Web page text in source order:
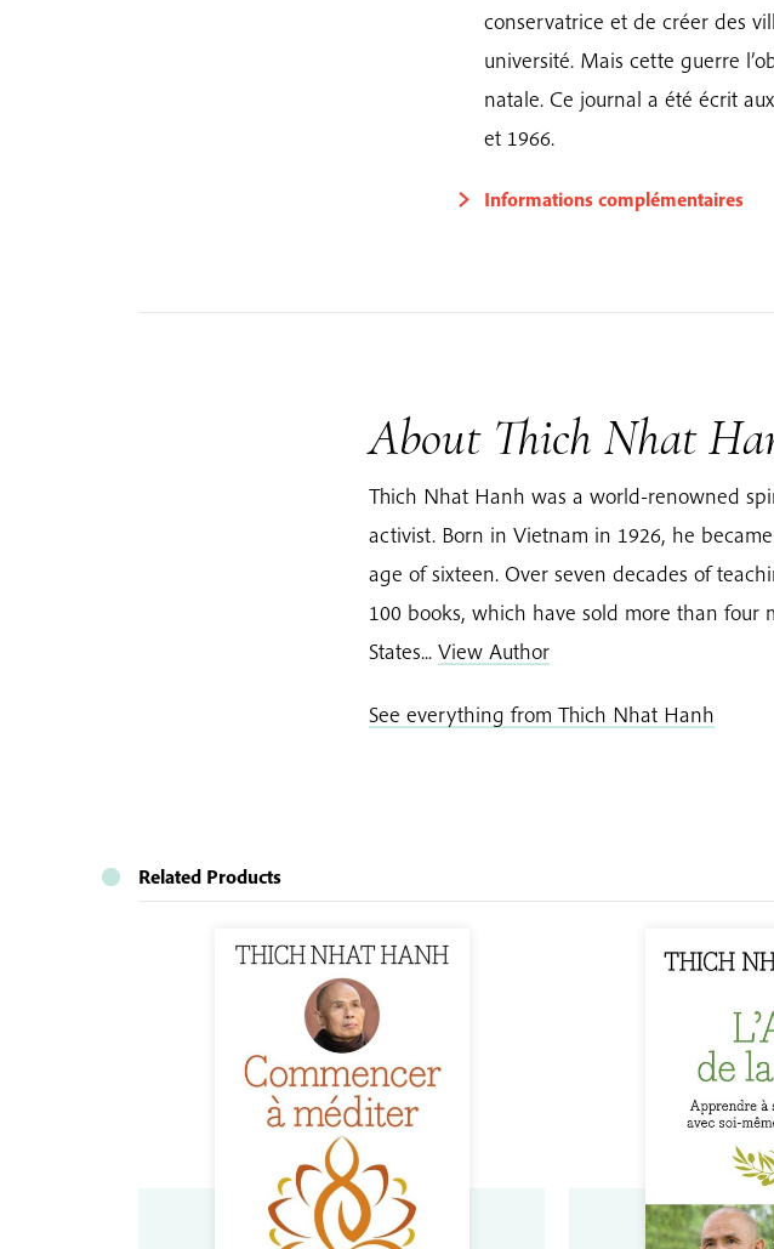
conservatrice et de créer des
université. Mais cette guerre
natale. Ce journal a été écrit
et 1966.
Informations complémentaires
About Thich Nhat
Thich Nhat Hanh was a world-renowned
activist. Born in Vietnam in 1926, he
age of sixteen. Over seven decades of
100 books, which have sold more than four
States... View Author
See everything from Thich Nhat Hanh
Related Products